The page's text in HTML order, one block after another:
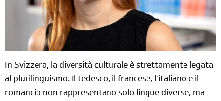
In Svizzera, la diversità culturale è strettamente legata
al plurilinguismo. Il tedesco, il francese, l’italiano e il
romancio non rappresentano solo lingue diverse, ma